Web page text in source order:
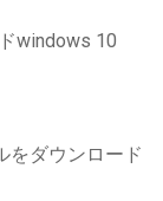
windows 10
をダウンロード